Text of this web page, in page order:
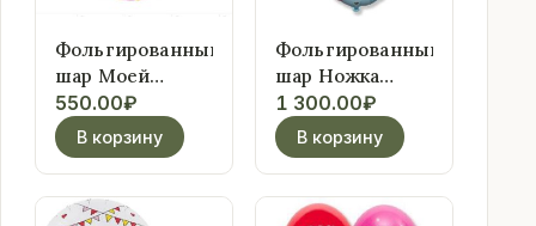
Фольгированный
шар Моей
лучшей
подружке!
550.00₽
В корзину
Фольгированный
шар Ножка
(голубая)
1 300.00₽
В корзину